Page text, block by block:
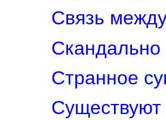
Связь
Странное